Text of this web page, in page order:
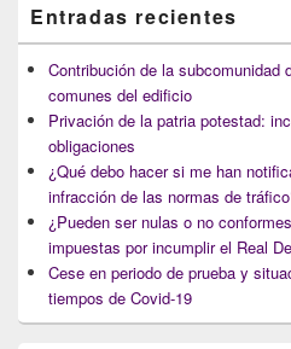
Entradas recientes
Contribución de la subcomunidad
comunes del edificio
Privación de la patria potestad:
obligaciones
¿Qué debo hacer si me han
infracción de las normas de
¿Pueden ser nulas o no
impuestas por incumplir el Real
Cese en periodo de prueba y
tiempos de Covid-19